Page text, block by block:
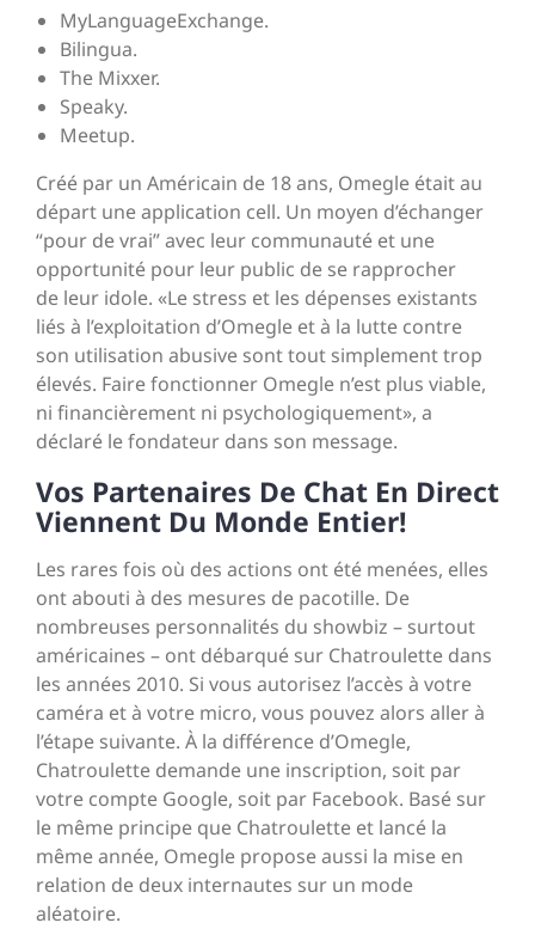
MyLanguageExchange.
Bilingua.
The Mixxer.
Speaky.
Meetup.
Créé par un Américain de 18 ans, Omegle était au
départ une application cell. Un moyen d’échanger
“pour de vrai” avec leur communauté et une
opportunité pour leur public de se rapprocher
de leur idole. «Le stress et les dépenses existants
liés à l’exploitation d’Omegle et à la lutte contre
son utilisation abusive sont tout simplement trop
élevés. Faire fonctionner Omegle n’est plus viable,
ni financièrement ni psychologiquement», a
déclaré le fondateur dans son message.
Vos Partenaires De Chat En Direct
Viennent Du Monde Entier!
Les rares fois où des actions ont été menées, elles
ont abouti à des mesures de pacotille. De
nombreuses personnalités du showbiz – surtout
américaines – ont débarqué sur Chatroulette dans
les années 2010. Si vous autorisez l’accès à votre
caméra et à votre micro, vous pouvez alors aller à
l’étape suivante. À la différence d’Omegle,
Chatroulette demande une inscription, soit par
votre compte Google, soit par Facebook. Basé sur
le même principe que Chatroulette et lancé la
même année, Omegle propose aussi la mise en
relation de deux internautes sur un mode
aléatoire.